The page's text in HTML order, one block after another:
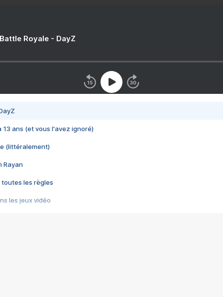
Royale - DayZ
13 ans (et vous l'avez ignoré)
(littéralement)
Rayan
toutes les règles
les jeux vidéo